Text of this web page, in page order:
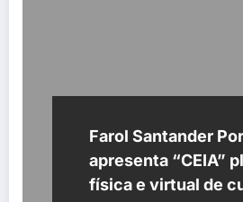
Farol Santander
apresenta “CEIA”
física e virtual de